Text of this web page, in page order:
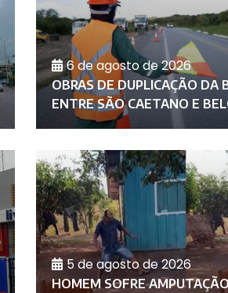
6 de agosto de 2026
OBRAS DE DUPLICAÇÃO DA
ENTRE SÃO CAETANO E
5 de agosto de 2026
HOMEM SOFRE